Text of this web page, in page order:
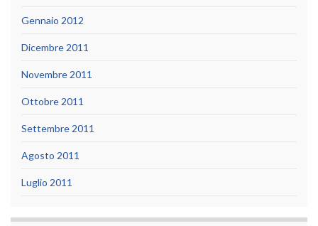
Gennaio 2012
Dicembre 2011
Novembre 2011
Ottobre 2011
Settembre 2011
Agosto 2011
Luglio 2011